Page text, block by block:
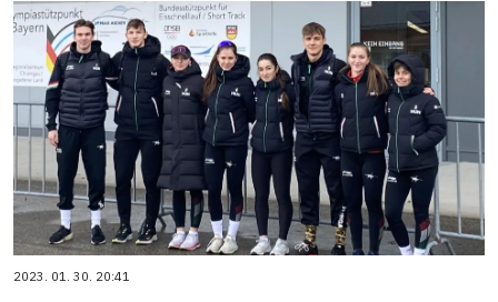
2023. 01. 30. 20:41